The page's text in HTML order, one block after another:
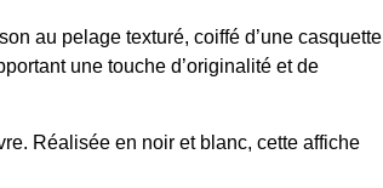
au pelage texturé, coiffé d’une casquette
une touche d’originalité et de
Réalisée en noir et blanc, cette affiche